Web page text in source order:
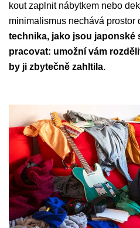
kout zaplnit nábytkem nebo
minimalismus nechává prostor
technika, jako jsou japonské
pracovat: umožní vám
by ji zbytečně zahltila.